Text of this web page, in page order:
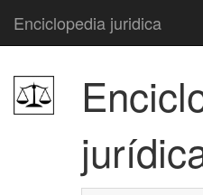
Enciclopedia juridica